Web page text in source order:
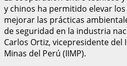
y chinos ha permitido elevar
mejorar las prácticas
de seguridad en la industria
Carlos Ortiz, vicepresidente
Minas del Perú (IIMP).